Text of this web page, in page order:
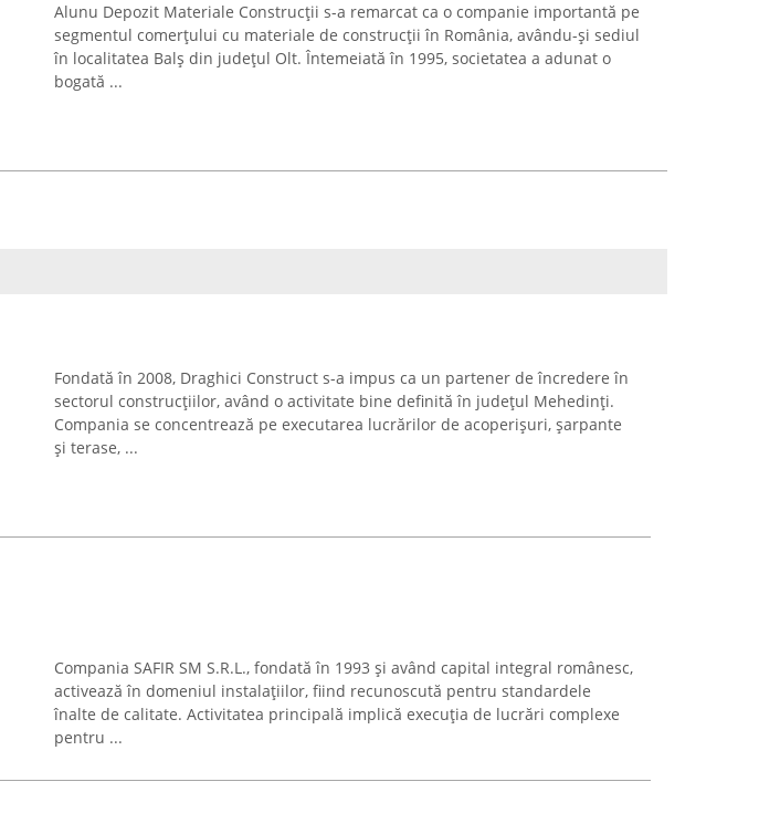
Alunu Depozit Materiale Construcții s-a remarcat ca o companie importantă pe
segmentul comerțului cu materiale de construcții în România, avându-și sediul
în localitatea Balș din județul Olt. Întemeiată în 1995, societatea a adunat o
bogată ...
Fondată în 2008, Draghici Construct s-a impus ca un partener de încredere în
sectorul construcțiilor, având o activitate bine definită în județul Mehedinți.
Compania se concentrează pe executarea lucrărilor de acoperișuri, șarpante
și terase, ...
Compania SAFIR SM S.R.L., fondată în 1993 și având capital integral românesc,
activează în domeniul instalațiilor, fiind recunoscută pentru standardele
înalte de calitate. Activitatea principală implică execuția de lucrări complexe
pentru ...